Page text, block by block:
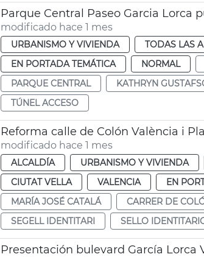
Parque Central Paseo Garcia Lorca
modificado hace 1 mes
URBANISMO Y VIVIENDA TODAS LAS
EN PORTADA TEMÁTICA
NORMAL
PARQUE CENTRAL
KATHRYN
TÚNEL ACCESO
Reforma calle de Colón València i
modificado hace 1 mes
ALCALDÍA URBANISMO Y VIVIENDA
CIUTAT VELLA
VALENCIA EN
MARÍA JOSÉ CATALÁ
CARRER DE
SEGELL IDENTITARI
SELLO
Presentación bulevard García Lorca